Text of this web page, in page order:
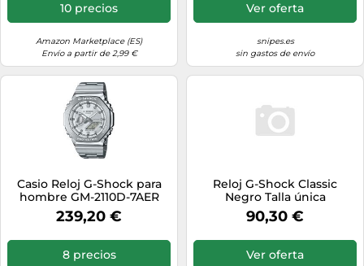
10 precios
Amazon Marketplace (ES)
Envío a partir de 2,99 €
Ver oferta
snipes.es
sin gastos de envío
Casio Reloj G-Shock para
hombre GM-2110D-7AER
239,20 €
8 precios
Reloj G-Shock Classic
Negro Talla única
90,30 €
Ver oferta